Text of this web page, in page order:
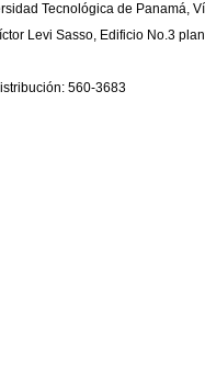
Tecnológica de Panamá,
Levi Sasso, Edificio No.3
560-3683